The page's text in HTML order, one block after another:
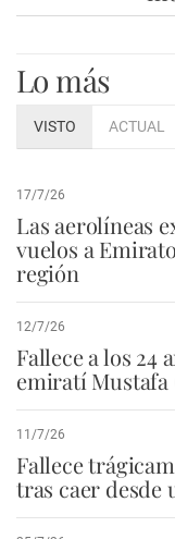
Lo más
VISTO ACTUAL
17/7/26
Las aerolíneas
vuelos a
región
12/7/26
Fallece a los 24
emiratí Mustafa
11/7/26
Fallece
tras caer desde